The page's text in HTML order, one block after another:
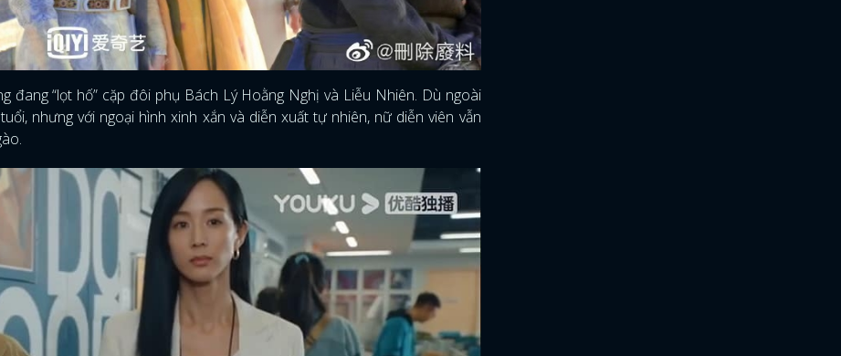
đang “lọt hố” cặp đôi phụ Bách Lý Hoằng Nghị và Liễu Nhiên. Dù ngoài
nhưng với ngoại hình xinh xắn và diễn xuất tự nhiên, nữ diễn viên vẫn